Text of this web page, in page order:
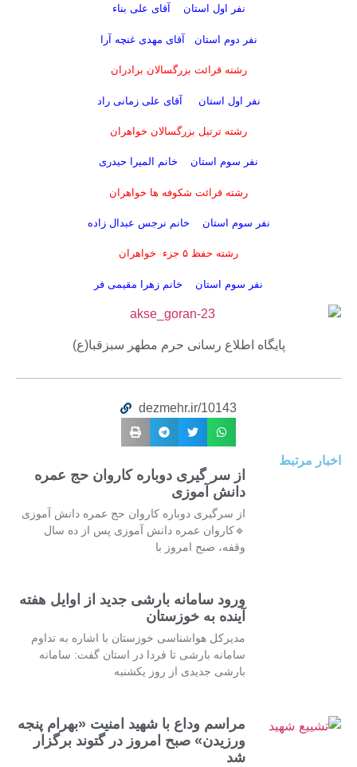
نفر اول استان آقای علی بناء
نفر دوم استان آقای مهدی غنچه آرا
رشته قرائت بزرگسالان برادران
نفر اول استان آقای علی زمانی راد
رشته ترتیل بزرگسالان خواهران
نفر سوم استان خانم المیرا حیدری
رشته قرائت شکوفه ها خواهران
نفر سوم استان خانم نرجس عبدال زاده
رشته حفظ ۵ جزء خواهران
نفر سوم استان خانم زهرا مقیمی فر
پایگاه اطلاع رسانی حرم مطهر سبزقبا(ع)
dezmehr.ir/10143
اخبار مرتبط
از سر گیری دوباره کاروان حج عمره
دانش آموزی
از سرگیری دوباره کاروان حج عمره دانش آموزی
🔹کاروان عمره دانش آموزی پس از ده سال
وقفه، صبح امروز با
ورود سامانه بارشی جدید از اوایل هفته
آینده به خوزستان
مدیرکل هواشناسی خوزستان با اشاره به تداوم
سامانه بارشی تا فردا در استان گفت: سامانه
بارشی جدیدی از روز یکشنبه
مراسم وداع با شهید امنیت «بهرام پنجه
ورزیدن» صبح امروز در گتوند برگزار
شد